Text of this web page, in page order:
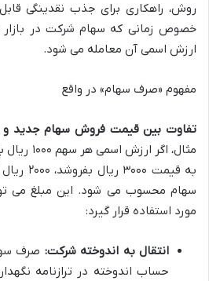
روش، راهکاری برای جذب نقدینگی
خصوص زمانی که سهام شرکت در بازار
ارزش اسمی آن معامله می شود.
مفهوم «صرف سهام» در واقع
تفاوت بین قیمت فروش سهام جدید
مثال، اگر
به قیمت
سهام محسوب می شود. این مبلغ می
مورد استفاده قرار گیرد:
انتقال به اندوخته شرکت: صرف
حساب اندوخته در ترازنامه